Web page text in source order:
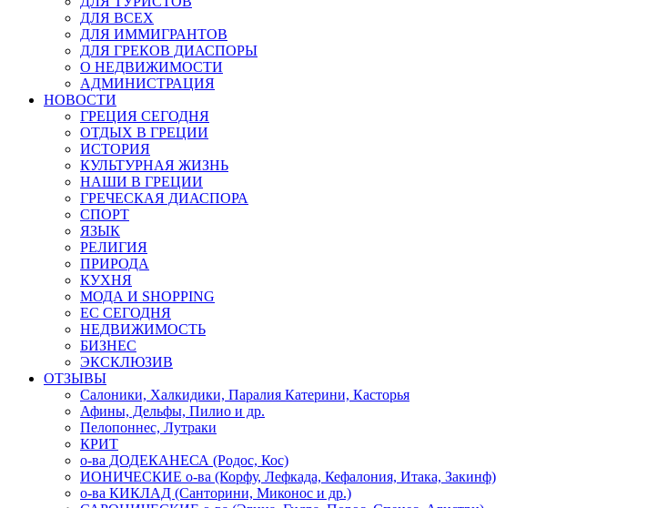
ДЛЯ ВСЕХ
ДЛЯ ИММИГРАНТОВ
ДЛЯ ГРЕКОВ ДИАСПОРЫ
О НЕДВИЖИМОСТИ
АДМИНИСТРАЦИЯ
НОВОСТИ
ГРЕЦИЯ СЕГОДНЯ
ОТДЫХ В ГРЕЦИИ
ИСТОРИЯ
КУЛЬТУРНАЯ ЖИЗНЬ
НАШИ В ГРЕЦИИ
ГРЕЧЕСКАЯ ДИАСПОРА
СПОРТ
ЯЗЫК
РЕЛИГИЯ
ПРИРОДА
КУХНЯ
МОДА И SHOPPING
ЕС СЕГОДНЯ
НЕДВИЖИМОСТЬ
БИЗНЕС
ЭКСКЛЮЗИВ
ОТЗЫВЫ
Салоники, Халкидики, Паралия Катерини, Касторья
Афины, Дельфы, Пилио и др.
Пелопоннес, Лутраки
КРИТ
о-ва ДОДЕКАНЕСА (Родос, Кос)
ИОНИЧЕСКИЕ о-ва (Корфу, Лефкада, Кефалония, Итака, Закинф)
о-ва КИКЛАД (Санторини, Миконос и др.)